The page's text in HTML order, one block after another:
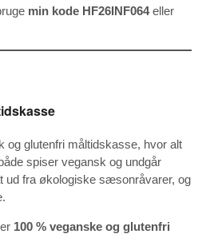
min kode HF26INF064eller
og glutenfri måltidskasse, hvor alt
spiser vegansk og undgår
ud fra økologiske sæsonråvarer, og
100 % veganske og glutenfri